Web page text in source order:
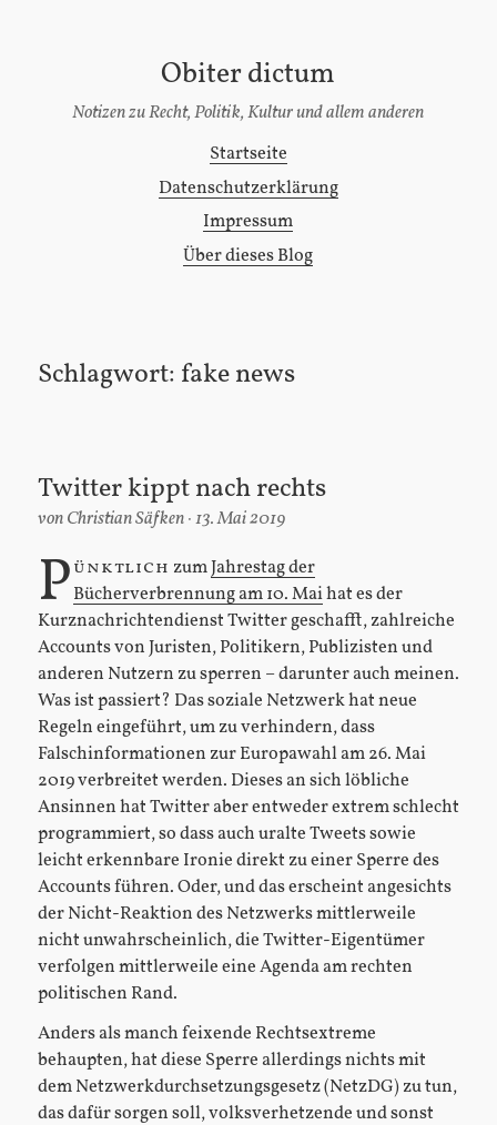
springen]
Obiter dictum
Notizen zu Recht, Politik, Kultur und allem anderen
Hauptmenü
Startseite
Datenschutzerklärung
Impressum
Über dieses Blog
Schlagwort: fake news
Twitter kippt nach rechts
vonChristian Säfken 13. Mai 2019
Pünktlich zumJahrestag der
Bücherverbrennung am 10. Maihat es der
Kurznachrichtendienst Twitter geschafft, zahlreiche
Accounts von Juristen, Politikern, Publizisten und
anderen Nutzern zu sperren – darunter auch meinen.
Was ist passiert? Das soziale Netzwerk hat neue
Regeln eingeführt, um zu verhindern, dass
Falschinformationen zur Europawahl am 26. Mai
2019 verbreitet werden. Dieses an sich löbliche
Ansinnen hat Twitter aber entweder extrem schlecht
programmiert, so dass auch uralte Tweets sowie
leicht erkennbare Ironie direkt zu einer Sperre des
Accounts führen. Oder, und das erscheint angesichts
der Nicht-Reaktion des Netzwerks mittlerweile
nicht unwahrscheinlich, die Twitter-Eigentümer
verfolgen mittlerweile eine Agenda am rechten
politischen Rand.
Anders als manch feixende Rechtsextreme
behaupten, hat diese Sperre allerdings nichts mit
dem Netzwerkdurchsetzungsgesetz (NetzDG) zu tun,
das dafür sorgen soll, volksverhetzende und sonst